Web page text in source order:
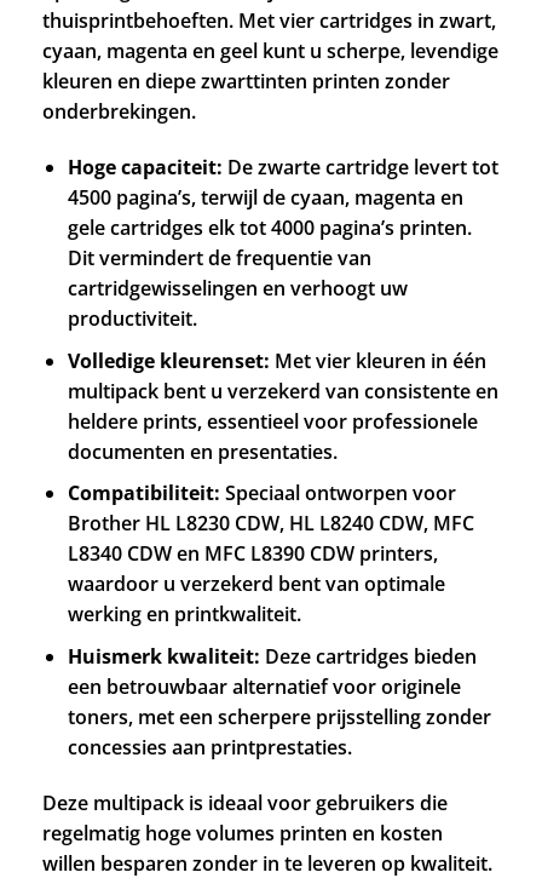
thuisprintbehoeften. Met vier cartridges in zwart,
cyaan, magenta en geel kunt u scherpe, levendige
kleuren en diepe zwarttinten printen zonder
onderbrekingen.
Hoge capaciteit: De zwarte cartridge levert tot
4500 pagina’s, terwijl de cyaan, magenta en
gele cartridges elk tot 4000 pagina’s printen.
Dit vermindert de frequentie van
cartridgewisselingen en verhoogt uw
productiviteit.
Volledige kleurenset: Met vier kleuren in één
multipack bent u verzekerd van consistente en
heldere prints, essentieel voor professionele
documenten en presentaties.
Compatibiliteit: Speciaal ontworpen voor
Brother HL L8230 CDW, HL L8240 CDW, MFC
L8340 CDW en MFC L8390 CDW printers,
waardoor u verzekerd bent van optimale
werking en printkwaliteit.
Huismerk kwaliteit: Deze cartridges bieden
een betrouwbaar alternatief voor originele
toners, met een scherpere prijsstelling zonder
concessies aan printprestaties.
Deze multipack is ideaal voor gebruikers die
regelmatig hoge volumes printen en kosten
willen besparen zonder in te leveren op kwaliteit.